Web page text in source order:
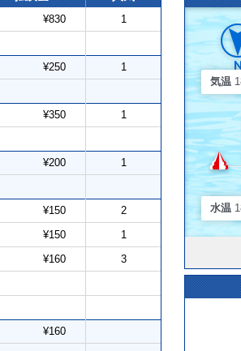
¥830 1
¥250 1
¥350 1
¥200 1
¥150 2
¥150 1
¥160 3
¥160
気温
水温